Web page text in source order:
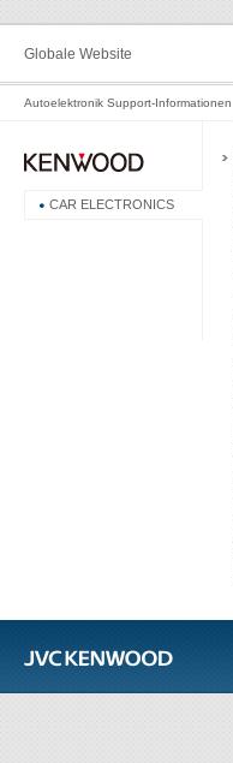
Globale Website
Autoelektronik Support-Informationen
CAR ELECTRONICS